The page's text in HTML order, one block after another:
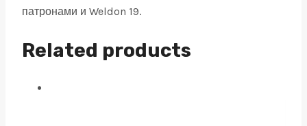
патронами и Weldon 19.
Related products